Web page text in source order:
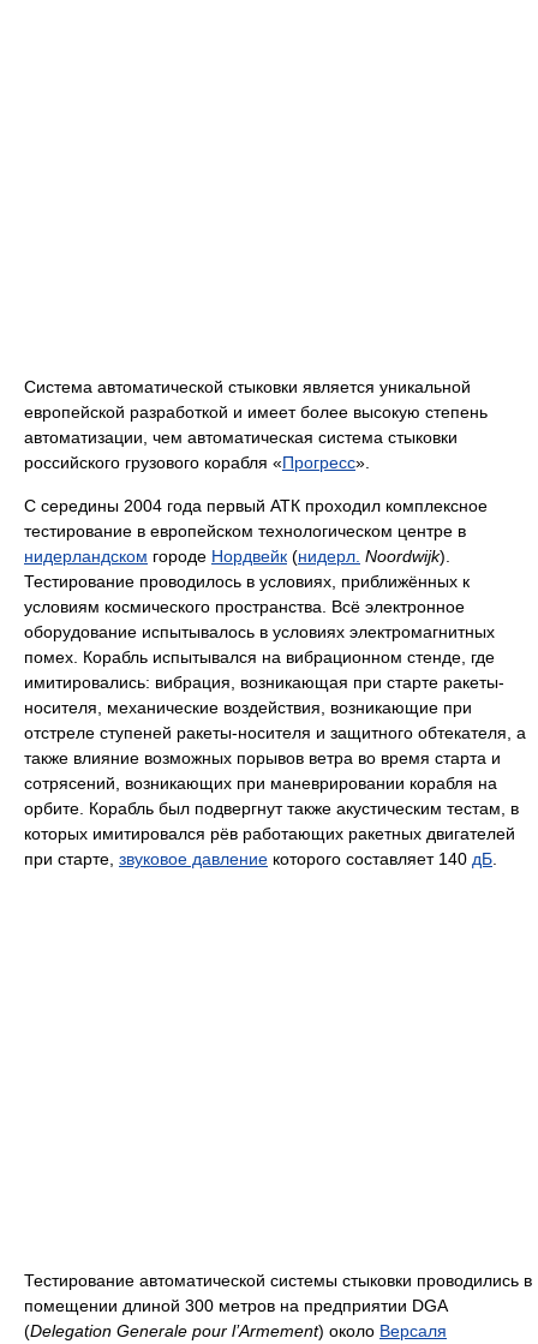
Система автоматической стыковки является уникальной
европейской разработкой и имеет более высокую степень
автоматизации, чем автоматическая система стыковки
российского грузового корабля «Прогресс».
С середины 2004 года первый АТК проходил комплексное
тестирование в европейском технологическом центре в
нидерландском городе Нордвейк (нидерл. Noordwijk).
Тестирование проводилось в условиях, приближённых к
условиям космического пространства. Всё электронное
оборудование испытывалось в условиях электромагнитных
помех. Корабль испытывался на вибрационном стенде, где
имитировались: вибрация, возникающая при старте ракеты-
носителя, механические воздействия, возникающие при
отстреле ступеней ракеты-носителя и защитного обтекателя, а
также влияние возможных порывов ветра во время старта и
сотрясений, возникающих при маневрировании корабля на
орбите. Корабль был подвергнут также акустическим тестам, в
которых имитировался рёв работающих ракетных двигателей
при старте, звуковое давление которого составляет 140 дБ
Тестирование автоматической системы стыковки проводились в
помещении длиной 300 метров на предприятии DGA
(Delegation Generale pour l’Armement) около Версаля